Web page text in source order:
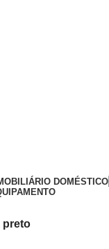
DOMÉSTICO
preto